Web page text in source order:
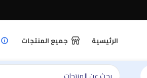
الرئيسية جميع المنتجات